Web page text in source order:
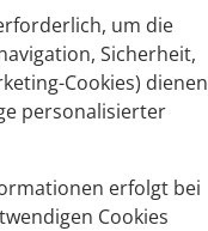
um die
Sicherheit,
Cookies) dienen
personalisierter
erfolgt bei
Cookies